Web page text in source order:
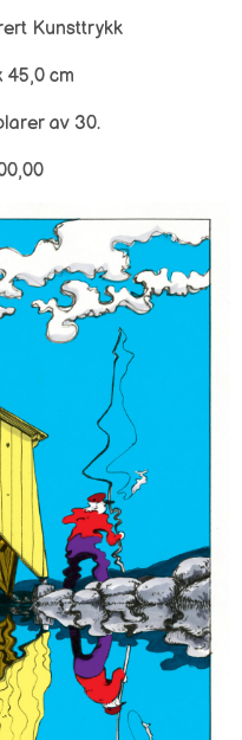
Kunsttrykk
45,0 cm
av 30.